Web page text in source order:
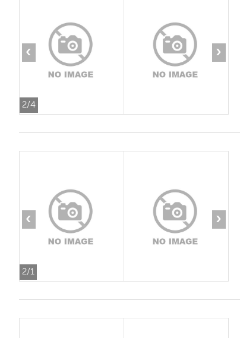
2/4
‹ ›
2/1
‹ ›